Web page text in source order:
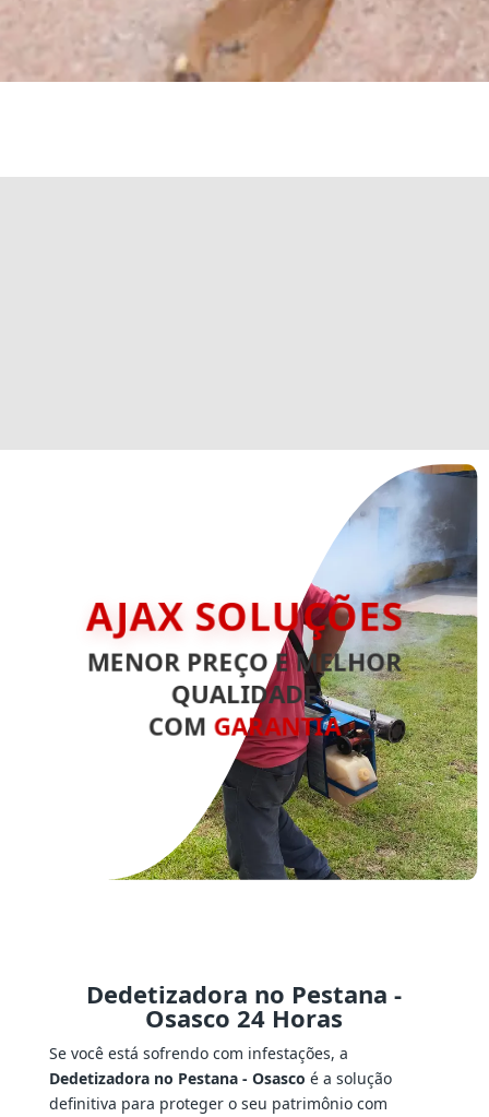
AJAX SOLUÇÕES
MENOR PREÇO E MELHOR
QUALIDADE
COM GARANTIA
Dedetizadora no Pestana -
Osasco 24 Horas
Se você está sofrendo com infestações, a
Dedetizadora no Pestana - Osasco é a solução
definitiva para proteger o seu patrimônio com